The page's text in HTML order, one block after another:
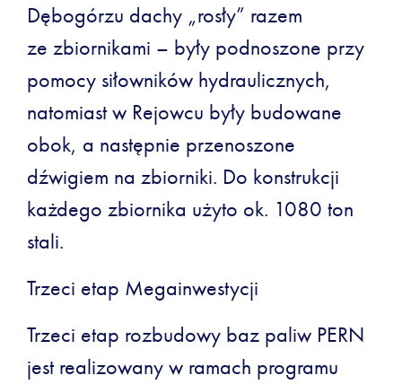
Dębogórzu dachy „rosły” razem
ze zbiornikami – były podnoszone przy
pomocy siłowników hydraulicznych,
natomiast w Rejowcu były budowane
obok, a następnie przenoszone
dźwigiem na zbiorniki. Do konstrukcji
każdego zbiornika użyto ok. 1080 ton
stali.
Trzeci etap Megainwestycji
Trzeci etap rozbudowy baz paliw PERN
jest realizowany w ramach programu